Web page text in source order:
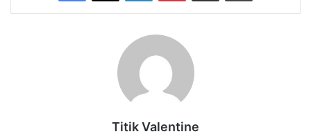
Titik Valentine